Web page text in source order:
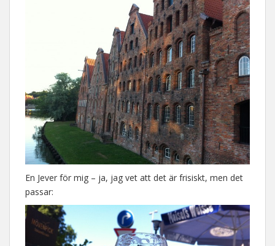
En Jever för mig – ja, jag vet att det är frisiskt, men det
passar: